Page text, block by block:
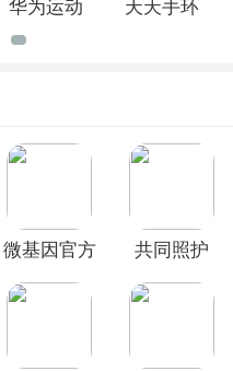
华为运动
健康手环
天天手环
微基因官方
共同照护